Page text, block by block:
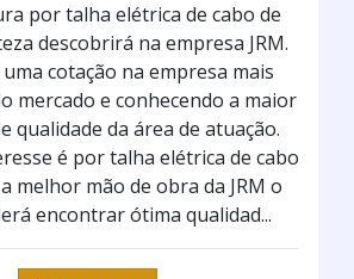
por talha elétrica de cabo de
descobrirá na empresa JRM.
cotação na empresa mais
mercado e conhecendo a maior
qualidade da área de atuação.
é por talha elétrica de cabo
melhor mão de obra da JRM o
encontrar ótima qualidad...